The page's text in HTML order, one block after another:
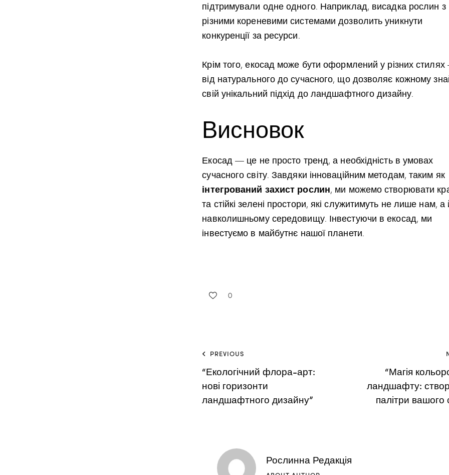
підтримували одне одного. Наприклад, висадка рослин з
різними кореневими системами дозволить уникнути
конкуренції за ресурси.
Крім того, екосад може бути оформлений у різних
від натурального до сучасного, що дозволяє кожному
свій унікальний підхід до ландшафтного дизайну.
Висновок
Екосад — це не просто тренд, а необхідність в умовах
сучасного світу. Завдяки інноваційним методам, таким як
інтегрований захист рослин, ми можемо створювати
та стійкі зелені простори, які служитимуть не лише нам, а
навколишньому середовищу. Інвестуючи в екосад, ми
інвестуємо в майбутнє нашої планети.
0
PREVIOUS
“Екологічний флора-арт:
нові горизонти
ландшафтного дизайну”
“Магія
ландшафту:
палітри вашого
Рослинна Редакція